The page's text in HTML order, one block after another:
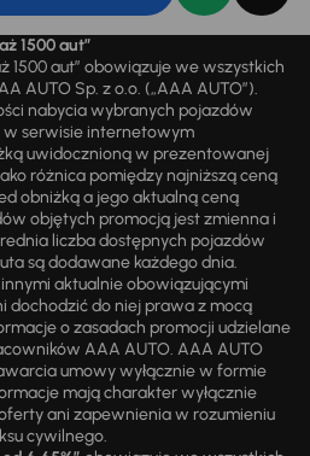
1500 aut”
1500 aut” obowiązuje we wszystkich
AUTO Sp. z o.o. („AAA AUTO”).
nabycia wybranych pojazdów
w serwisie internetowym
uwidocznioną w prezentowanej
różnica pomiędzy najniższą ceną
obniżką a jego aktualną ceną
objętych promocją jest zmienna i
liczba dostępnych pojazdów
są dodawane każdego dnia.
aktualnie obowiązującymi
dochodzić do niej prawa z mocą
o zasadach promocji udzielane
AAA AUTO. AAA AUTO
umowy wyłącznie w formie
mają charakter wyłącznie
ani zapewnienia w rozumieniu
cywilnego.